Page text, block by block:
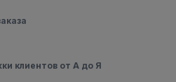
клиентов от А до Я